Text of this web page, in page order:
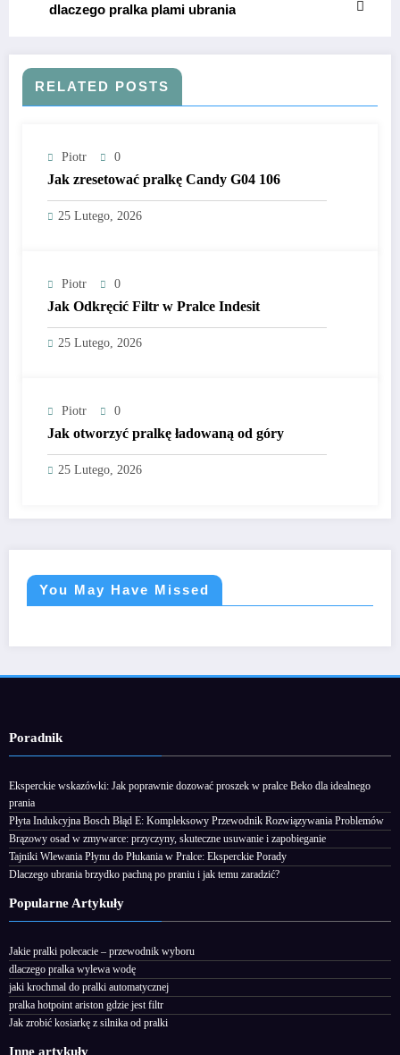
dlaczego pralka plami ubrania
RELATED POSTS
Piotr 0
Jak zresetować pralkę Candy G04 106
25 Lutego, 2026
Piotr 0
Jak Odkręcić Filtr w Pralce Indesit
25 Lutego, 2026
Piotr 0
Jak otworzyć pralkę ładowaną od góry
25 Lutego, 2026
You May Have Missed
Poradnik
Eksperckie wskazówki: Jak poprawnie dozować proszek w pralce Beko dla idealnego
prania
Płyta Indukcyjna Bosch Błąd E: Kompleksowy Przewodnik Rozwiązywania Problemów
Brązowy osad w zmywarce: przyczyny, skuteczne usuwanie i zapobieganie
Tajniki Wlewania Płynu do Płukania w Pralce: Eksperckie Porady
Dlaczego ubrania brzydko pachną po praniu i jak temu zaradzić?
Popularne Artykuły
Jakie pralki polecacie – przewodnik wyboru
dlaczego pralka wylewa wodę
jaki krochmal do pralki automatycznej
pralka hotpoint ariston gdzie jest filtr
Jak zrobić kosiarkę z silnika od pralki
Inne artykuły